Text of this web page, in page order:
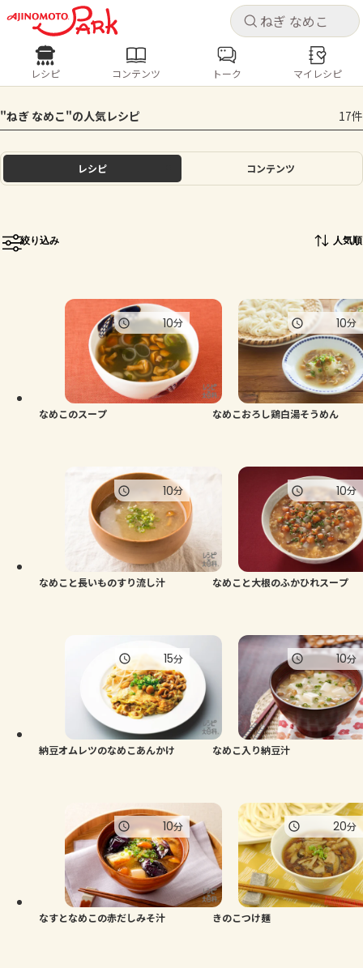
キャ
ログインするとレシピを保存できます
ログイン
ホーム
トーク
よくあるお問い合わせ
お買い物
キャ
レシピ コンテンツ
人気の食材・レシピ
きゅうり なす トマト とうもろこし
ピーマン
レシピ コンテンツ トーク マイレシピ
"ねぎ なめこ"の人気レシピ 17件
レシピ コンテンツ
絞り込み 人気順
なめこのスープ
10分
なめこおろし鶏白湯そうめん
10分
なめこと長いものすり流し汁
10分
なめこと大根のふかひれスープ
10分
納豆オムレツのなめこあんかけ
15分
なめこ入り納豆汁
10分
なすとなめこの赤だしみそ汁
10分
きのこつけ麺
20分